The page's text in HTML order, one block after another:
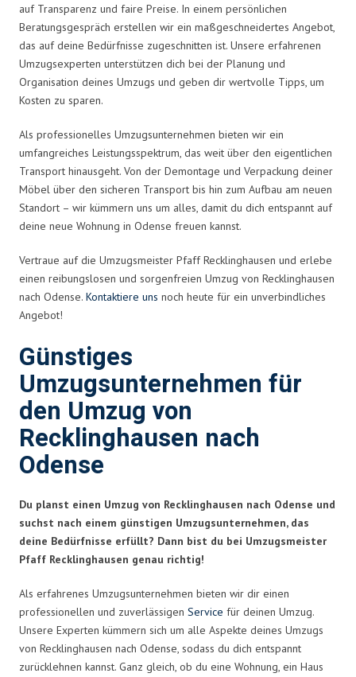
auf Transparenz und faire Preise. In einem persönlichen
Beratungsgespräch erstellen wir ein maßgeschneidertes Angebot,
das auf deine Bedürfnisse zugeschnitten ist. Unsere erfahrenen
Umzugsexperten unterstützen dich bei der Planung und
Organisation deines Umzugs und geben dir wertvolle Tipps, um
Kosten zu sparen.
Als professionelles Umzugsunternehmen bieten wir ein
umfangreiches Leistungsspektrum, das weit über den eigentlichen
Transport hinausgeht. Von der Demontage und Verpackung deiner
Möbel über den sicheren Transport bis hin zum Aufbau am neuen
Standort – wir kümmern uns um alles, damit du dich entspannt auf
deine neue Wohnung in Odense freuen kannst.
Vertraue auf die Umzugsmeister Pfaff Recklinghausen und erlebe
einen reibungslosen und sorgenfreien Umzug von Recklinghausen
nach Odense. Kontaktiere uns noch heute für ein unverbindliches
Angebot!
Günstiges
Umzugsunternehmen für
den Umzug von
Recklinghausen nach
Odense
Du planst einen Umzug von Recklinghausen nach Odense und
suchst nach einem günstigen Umzugsunternehmen, das
deine Bedürfnisse erfüllt? Dann bist du bei Umzugsmeister
Pfaff Recklinghausen genau richtig!
Als erfahrenes Umzugsunternehmen bieten wir dir einen
professionellen und zuverlässigen Service für deinen Umzug.
Unsere Experten kümmern sich um alle Aspekte deines Umzugs
von Recklinghausen nach Odense, sodass du dich entspannt
zurücklehnen kannst. Ganz gleich, ob du eine Wohnung, ein Haus